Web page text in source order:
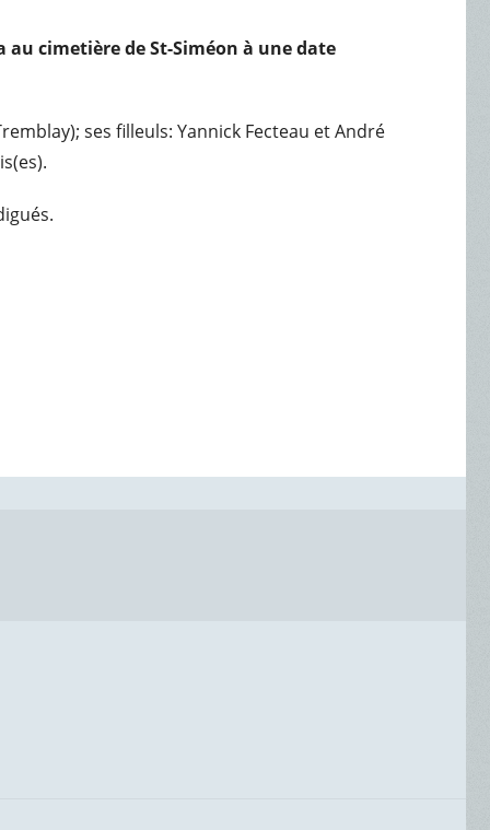
au cimetière de St-Siméon à une date
ses filleuls: Yannick Fecteau et André